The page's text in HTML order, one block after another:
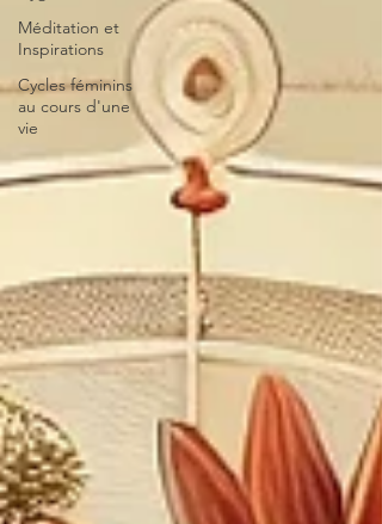
Méditation et
Inspirations
Cycles féminins
au cours d'une
vie